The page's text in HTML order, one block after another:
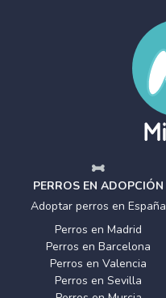
PERROS EN ADOPCIÓN
Adoptar perros en España
Perros en Madrid
Perros en Barcelona
Perros en Valencia
Perros en Sevilla